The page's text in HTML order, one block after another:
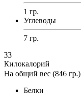
1 гр.
Углеводы
7 гр.
33
Килокалорий
На общий вес (846 гр.)
Белки